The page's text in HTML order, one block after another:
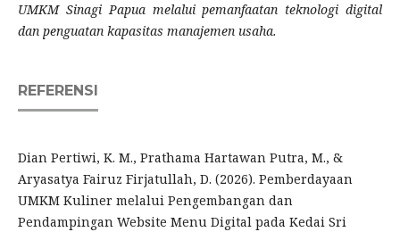
UMKM Sinagi Papua melalui pemanfaatan teknologi digital
dan penguatan kapasitas manajemen usaha.
REFERENSI
Dian Pertiwi, K. M., Prathama Hartawan Putra, M., &
Aryasatya Fairuz Firjatullah, D. (2026). Pemberdayaan
UMKM Kuliner melalui Pengembangan dan
Pendampingan Website Menu Digital pada Kedai Sri